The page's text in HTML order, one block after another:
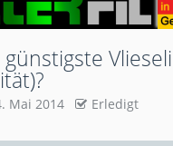
Mai 2014 Erledigt